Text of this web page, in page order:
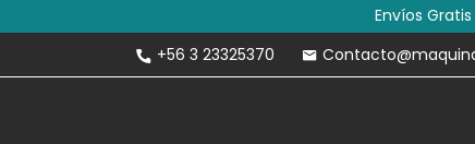
Envíos
+56 3 23325370